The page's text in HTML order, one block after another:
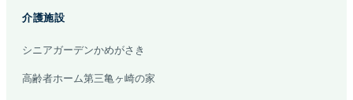
介護施設
シニアガーデンかめがさき
高齢者ホーム第三亀ヶ崎の家